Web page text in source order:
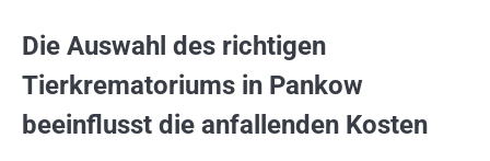
Die Auswahl des richtigen
Tierkrematoriums in Pankow
beeinflusst die anfallenden Kosten